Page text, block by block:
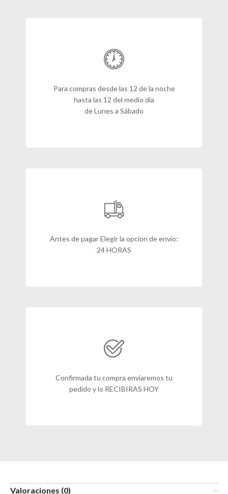
Para compras desde las 12 de la noche
hasta las 12 del medio día
de Lunes a Sábado
Antes de pagar Elegir la opcion de envio:
24 HORAS
Confirmada tu compra enviaremos tu
pedido y lo RECIBIRAS HOY
Valoraciones (0)